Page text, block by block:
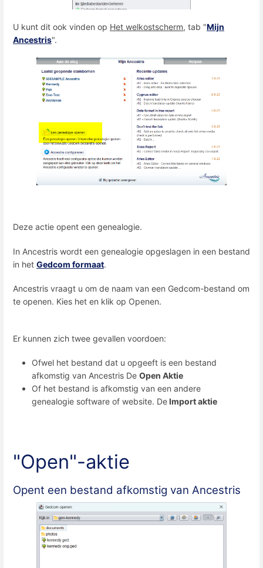
U kunt dit ook vinden op Het welkostscherm, tab "Mijn
Ancestris".
Deze actie opent een genealogie.
In Ancestris wordt een genealogie opgeslagen in een bestand
in het Gedcom formaat.
Ancestris vraagt u om de naam van een Gedcom-bestand om
te openen. Kies het en klik op Openen.
Er kunnen zich twee gevallen voordoen:
Ofwel het bestand dat u opgeeft is een bestand
afkomstig van Ancestris De Open Aktie
Of het bestand is afkomstig van een andere
genealogie software of website. De Import aktie
"Open"-aktie
Opent een bestand afkomstig van Ancestris